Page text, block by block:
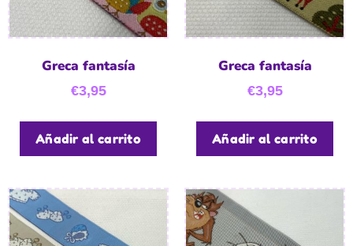
Greca fantasía
€3,95
Añadir al carrito
Greca fantasía
€3,95
Añadir al carrito